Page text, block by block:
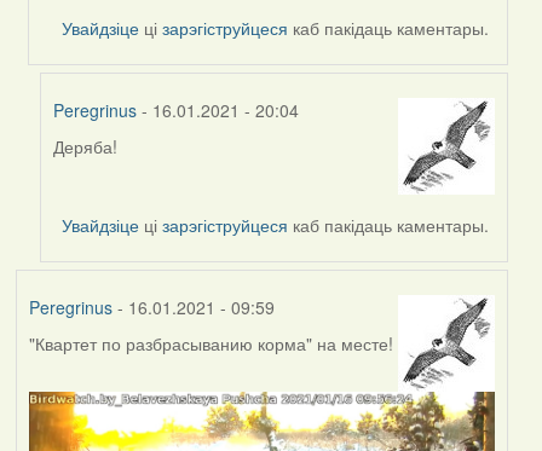
Lighty
Увайдзіце цізарэгіструйцеся каб пакідаць каментары.
Peregrinus - 16.01.2021 - 20:04
In
by
Harrier
Деряба!
Увайдзіце цізарэгіструйцеся каб пакідаць каментары.
Peregrinus- 16.01.2021 - 09:59
"Квартет по разбрасыванию корма" на месте!